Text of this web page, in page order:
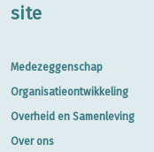
site
Medezeggenschap
Organisatieontwikkeling
Overheid en Samenleving
Over ons